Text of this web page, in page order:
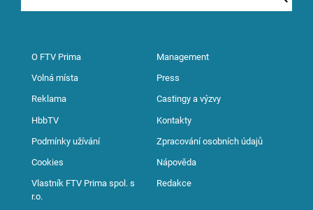
O FTV Prima Management
Volná místa Press
Reklama Castingy a výzvy
HbbTV Kontakty
Podmínky užívání Zpracování osobních údajů
Cookies Nápověda
Vlastník FTV Prima spol. s
r.o.
Redakce